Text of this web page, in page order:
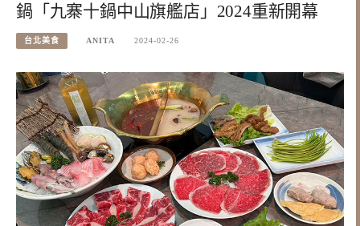
鍋「九寨十鍋中山旗艦店」2024重新開幕
台北美食 ANITA 2024-02-26